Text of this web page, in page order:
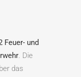
Feuer- und
. Die
das